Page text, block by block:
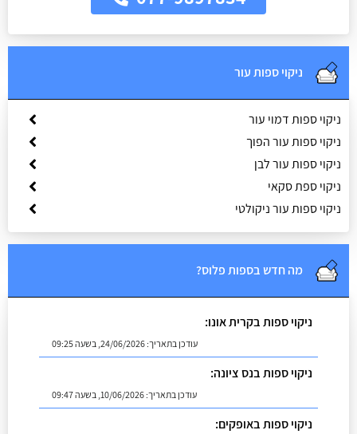
ניקוי ספות עור
ניקוי ספות דמוי עור
ניקוי ספות עור הפוך
ניקוי ספות עור לבן
ניקוי ספת סקאי
ניקוי ספות עור ניקולטי
מה חדש בספות פלוס?
ניקוי ספות בקרית אונו:
עודכן בתאריך:24/06/2026, בשעה 09:25
ניקוי ספות בנס ציונה:
עודכן בתאריך:10/06/2026, בשעה 09:47
ניקוי ספות באופקים: